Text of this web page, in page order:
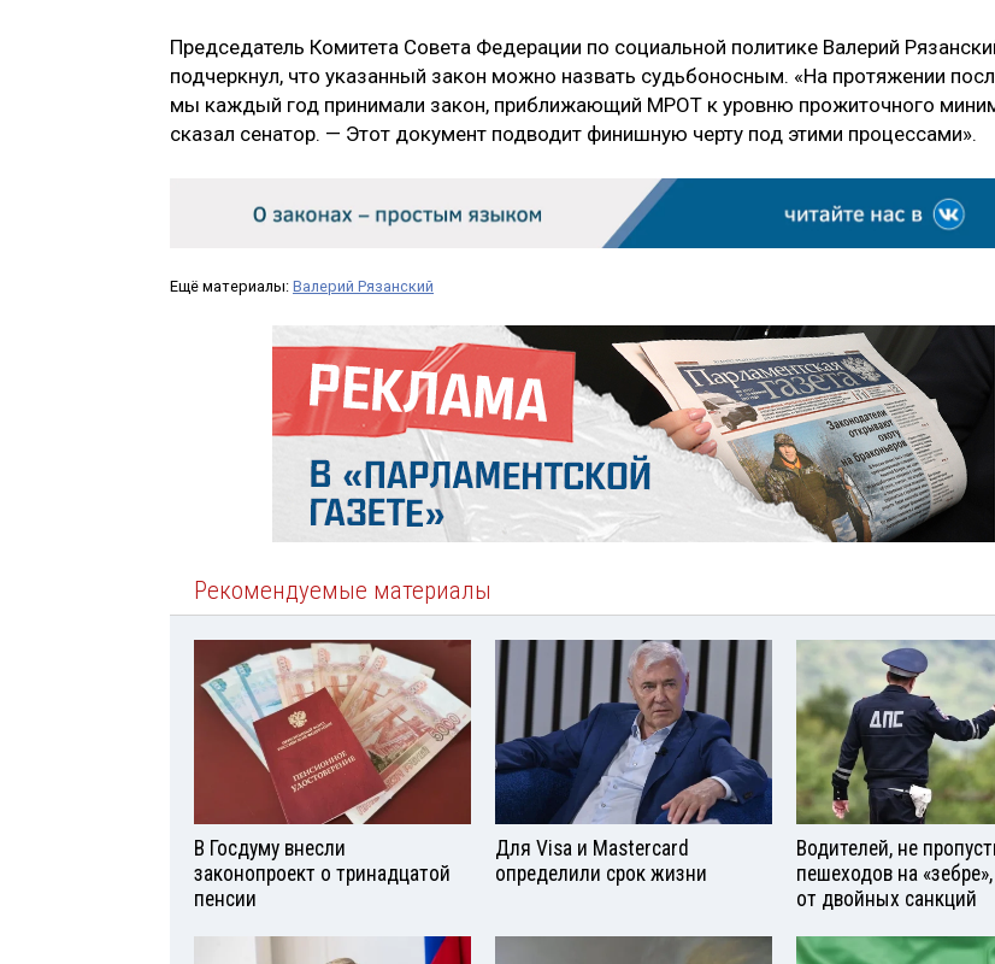
Председатель Комитета Совета Федерации по социальной политике Валерий
подчеркнул, что указанный закон можно назвать судьбоносным. «На протяжении
мы каждый год принимали закон, приближающий МРОТ к уровню прожиточного
сказал сенатор. — Этот документ подводит финишную черту под этими процессами».
Ещё материалы: Валерий Рязанский
Рекомендуемые материалы
В Госдуму внесли
законопроект о тринадцатой
пенсии
Для Visа и Mastercard
определили срок жизни
Водителей, не
пешеходов на
от двойных санкций